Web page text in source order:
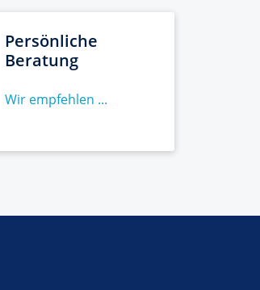
Persönliche
Beratung
Wir empfehlen ...